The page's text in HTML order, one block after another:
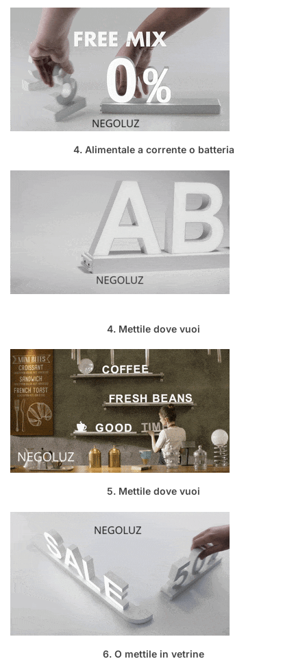
4. Alimentale a corrente o batteria
4. Mettile dove vuoi
5. Mettile dove vuoi
6. O mettile in vetrine